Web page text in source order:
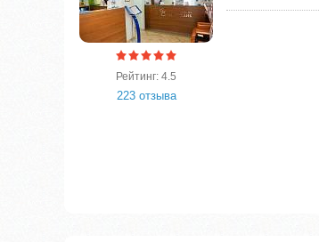
Рейтинг: 4.5
223 отзыва